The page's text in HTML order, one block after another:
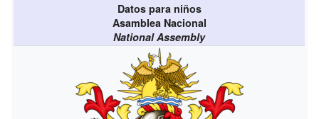
Datos para niños
Asamblea Nacional
National Assembly